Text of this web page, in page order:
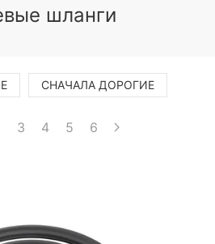
шланги
СНАЧАЛА ДОРОГИЕ
3 4 5 6